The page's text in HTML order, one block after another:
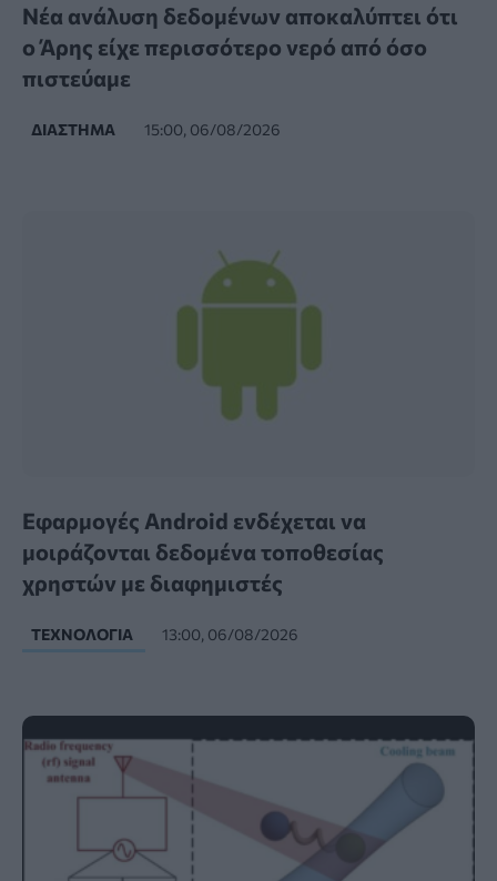
Νέα ανάλυση δεδομένων αποκαλύπτει ότι
ο Άρης είχε περισσότερο νερό από όσο
πιστεύαμε
ΔΙΆΣΤΗΜΑ 15:00, 06/08/2026
Εφαρμογές Android ενδέχεται να
μοιράζονται δεδομένα τοποθεσίας
χρηστών με διαφημιστές
ΤΕΧΝΟΛΟΓΊΑ 13:00, 06/08/2026